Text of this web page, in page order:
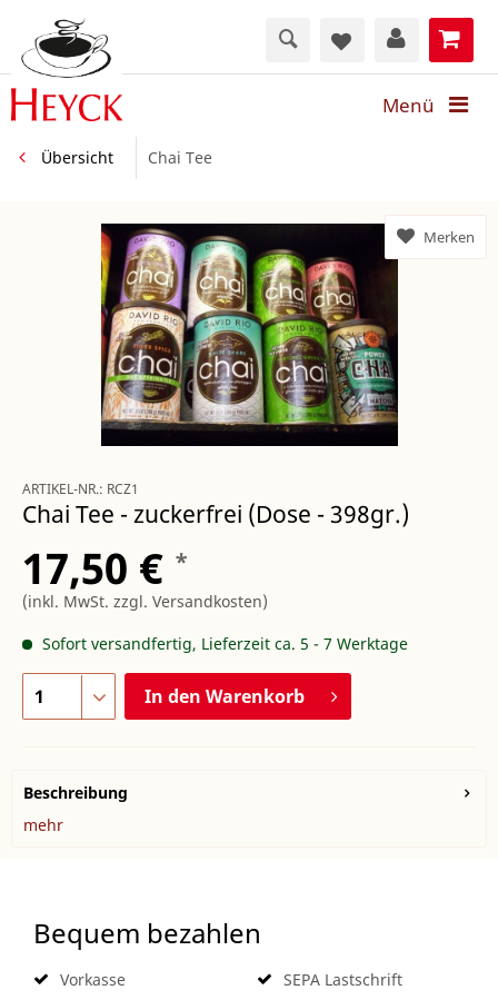
Menü
Übersicht Chai Tee
ARTIKEL-NR.: RCZ1
Chai Tee - zuckerfrei (Dose - 398gr.)
17,50 € *
(inkl. MwSt. zzgl. Versandkosten)
Sofort versandfertig, Lieferzeit ca. 5 - 7 Werktage
In den Warenkorb
Merken
Beschreibung
mehr
Bequem bezahlen
Vorkasse
SEPA Lastschrift